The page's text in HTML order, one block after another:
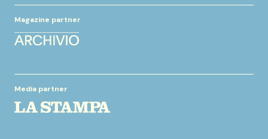
Magazine partner
Media partner